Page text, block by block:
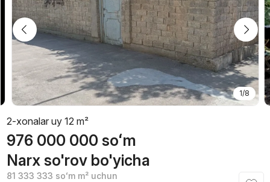
1/8
2-xonalar uy 12 m²
976 000 000 soʻm
Narx so'rov bo'yicha
81 333 333 soʻmm² uchun